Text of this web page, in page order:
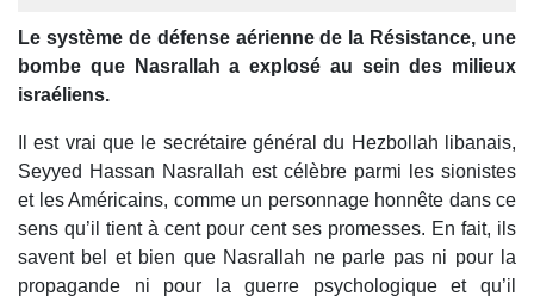
Le système de défense aérienne de la Résistance, une
bombe que Nasrallah a explosé au sein des milieux
israéliens.
Il est vrai que le secrétaire général du Hezbollah libanais,
Seyyed Hassan Nasrallah est célèbre parmi les sionistes
et les Américains, comme un personnage honnête dans ce
sens qu’il tient à cent pour cent ses promesses. En fait, ils
savent bel et bien que Nasrallah ne parle pas ni pour la
propagande ni pour la guerre psychologique et qu’il